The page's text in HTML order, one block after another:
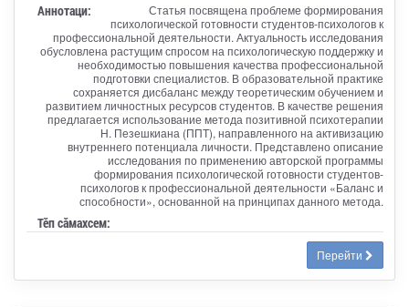
Аннотаци:
Статья посвящена проблеме формирования
психологической готовности студентов-психологов к
профессиональной деятельности. Актуальность исследования
обусловлена растущим спросом на психологическую поддержку и
необходимостью повышения качества профессиональной
подготовки специалистов. В образовательной практике
сохраняется дисбаланс между теоретическим обучением и
развитием личностных ресурсов студентов. В качестве решения
предлагается использование метода позитивной психотерапии
Н. Пезешкиана (ППТ), направленного на активизацию
внутреннего потенциала личности. Представлено описание
исследования по применению авторской программы
формирования психологической готовности студентов-
психологов к профессиональной деятельности «Баланс и
способности», основанной на принципах данного метода.
Тӗп сӑмахсем:
Перейти